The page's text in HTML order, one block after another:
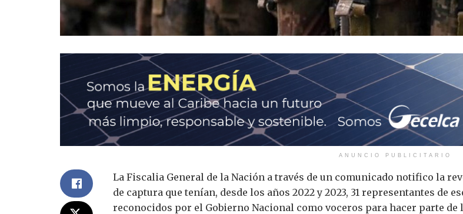
ANUNCIO PUBLICITARIO
La Fiscalia General de la Nación a través de un comunicado notifico la
de captura que tenían, desde los años 2022 y 2023, 31 representantes de
reconocidos por el Gobierno Nacional como voceros para hacer parte de